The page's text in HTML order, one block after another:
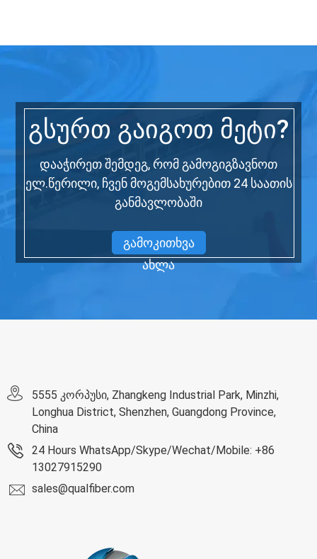
გსურთ გაიგოთ მეტი?
დააჭირეთ შემდეგ, რომ გამოგიგზავნოთ
ელ.წერილი, ჩვენ მოგემსახურებით 24 საათის
განმავლობაში
გამოკითხვა
ახლა
5555 კორპუსი, Zhangkeng Industrial Park, Minzhi,
Longhua District, Shenzhen, Guangdong Province,
China
24 Hours WhatsApp/Skype/Wechat/Mobile: +86
13027915290
sales@qualfiber.com